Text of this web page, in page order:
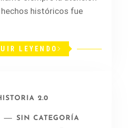
hechos históricos fue
LEYENDO
2.0
SIN CATEGORÍA